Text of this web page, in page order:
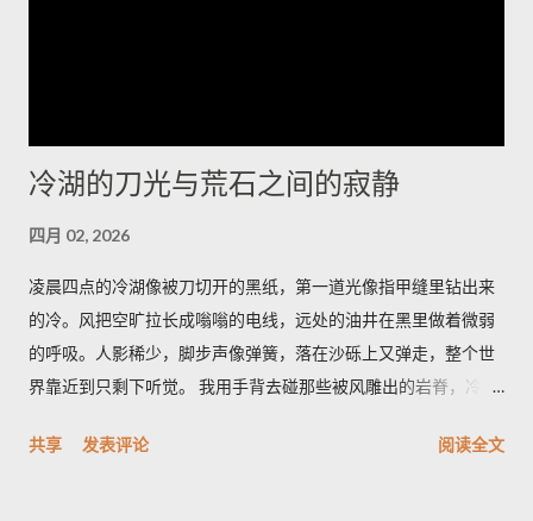
冷湖的刀光与荒石之间的寂静
四月 02, 2026
凌晨四点的冷湖像被刀切开的黑纸，第一道光像指甲缝里钻出来
的冷。风把空旷拉长成嗡嗡的电线，远处的油井在黑里做着微弱
的呼吸。人影稀少，脚步声像弹簧，落在沙砾上又弹走，整个世
界靠近到只剩下听觉。 我用手背去碰那些被风雕出的岩脊，冷得
床臭，深呼吸会觉着胸口被磨了一下。天色从墨到灰，光像一只
共享 发表评论 阅读全文